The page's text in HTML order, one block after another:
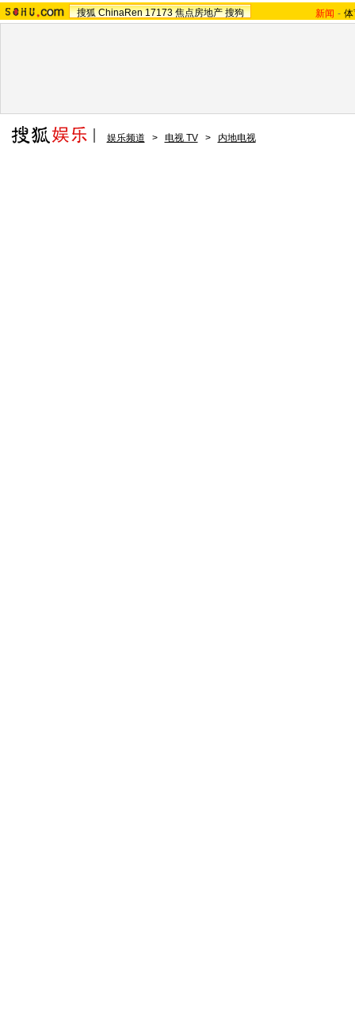
搜狐 ChinaRen 17173 焦点房地产 搜狗 新闻 -
娱乐频道 > 电视 TV > 内地电视